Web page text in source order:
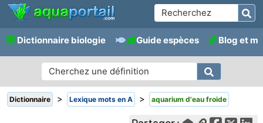
Dictionnaire biologie Guide espèces Blog et
Dictionnaire > Lexique mots en A > aquarium d'eau froide